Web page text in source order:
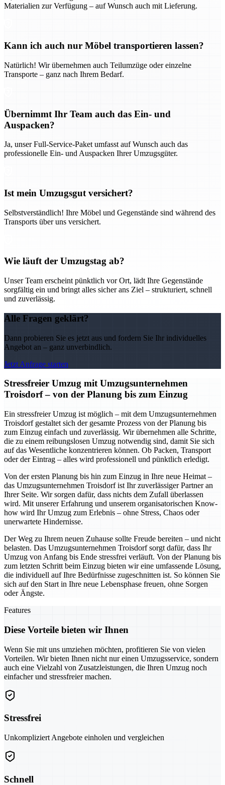
Materialien zur Verfügung – auf Wunsch auch mit Lieferung.
Kann ich auch nur Möbel transportieren lassen?
Natürlich! Wir übernehmen auch Teilumzüge oder einzelne
Transporte – ganz nach Ihrem Bedarf.
Übernimmt Ihr Team auch das Ein- und
Auspacken?
Ja, unser Full-Service-Paket umfasst auf Wunsch auch das
professionelle Ein- und Auspacken Ihrer Umzugsgüter.
Ist mein Umzugsgut versichert?
Selbstverständlich! Ihre Möbel und Gegenstände sind während des
Transports über uns versichert.
Wie läuft der Umzugstag ab?
Unser Team erscheint pünktlich vor Ort, lädt Ihre Gegenstände
sorgfältig ein und bringt alles sicher ans Ziel – strukturiert, schnell
und zuverlässig.
Alle Fragen geklärt?
Dann probieren Sie es jetzt aus und fordern Sie Ihr individuelles
Angebot an – ganz unverbindlich.
Jetzt Anfrage starten
Stressfreier Umzug mit Umzugsunternehmen
Troisdorf – von der Planung bis zum Einzug
Ein stressfreier Umzug ist möglich – mit dem Umzugsunternehmen
Troisdorf gestaltet sich der gesamte Prozess von der Planung bis
zum Einzug einfach und zuverlässig. Wir übernehmen alle Schritte,
die zu einem reibungslosen Umzug notwendig sind, damit Sie sich
auf das Wesentliche konzentrieren können. Ob Packen, Transport
oder der Eintrag – alles wird professionell und pünktlich erledigt.
Von der ersten Planung bis hin zum Einzug in Ihre neue Heimat –
das Umzugsunternehmen Troisdorf ist Ihr zuverlässiger Partner an
Ihrer Seite. Wir sorgen dafür, dass nichts dem Zufall überlassen
wird. Mit unserer Erfahrung und unserem organisatorischen Know-
how wird Ihr Umzug zum Erlebnis – ohne Stress, Chaos oder
unerwartete Hindernisse.
Der Weg zu Ihrem neuen Zuhause sollte Freude bereiten – und nicht
belasten. Das Umzugsunternehmen Troisdorf sorgt dafür, dass Ihr
Umzug von Anfang bis Ende stressfrei verläuft. Von der Planung bis
zum letzten Schritt beim Einzug bieten wir eine umfassende Lösung,
die individuell auf Ihre Bedürfnisse zugeschnitten ist. So können Sie
sich auf den Start in Ihre neue Lebensphase freuen, ohne Sorgen
oder Ängste.
Features
Diese Vorteile bieten wir Ihnen
Wenn Sie mit uns umziehen möchten, profitieren Sie von vielen
Vorteilen. Wir bieten Ihnen nicht nur einen Umzugsservice, sondern
auch eine Vielzahl von Zusatzleistungen, die Ihren Umzug noch
einfacher und stressfreier machen.
Stressfrei
Unkompliziert Angebote einholen und vergleichen
Schnell